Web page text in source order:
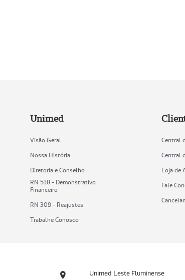
Unimed
Visão Geral
Nossa História
Diretoria e Conselho
RN 518 - Demonstrativo
Financeiro
RN 309 - Reajustes
Trabalhe Conosco
Central
Central
Loja de
Fale
Unimed Leste Fluminense